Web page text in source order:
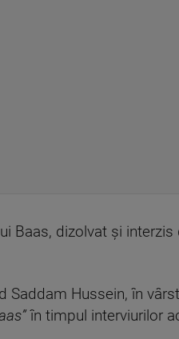
Baas, dizolvat şi
Saddam Hussein, în
în timpul interviurilor